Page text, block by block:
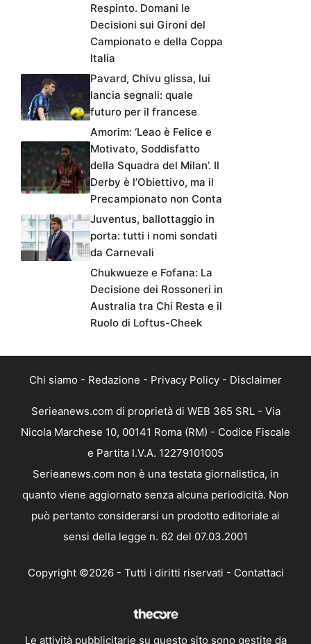
Respinto. Domani le
Decisioni sui Gironi del
Campionato e della Coppa
Italia
Pavard, Chivu glissa, lui
lancia segnali: quale
futuro per il francese
Amorim: ‘Leao è Felice e
Motivato, Soddisfatto
della Squadra del Milan’. Il
Derby è l’Obiettivo, ma il
Precampionato non Conta
Juventus, ballottaggio in
porta: tutti i nomi sondati
da Carnevali
Chukwueze e Fofana: La
Decisione dei Rossoneri in
Australia tra Chi Resta e il
Ruolo di Loftus-Cheek
Chi siamo - Redazione - Privacy Policy - Disclaimer
Serieanews.com di proprietà di WEB 365 SRL - Via
Nicola Marchese 10, 00141 Roma (RM) - Codice Fiscale
e Partita I.V.A. 12279101005
Serieanews.com non è una testata giornalistica, in
quanto viene aggiornato senza alcuna periodicità. Non
può pertanto considerarsi un prodotto editoriale ai
sensi della legge n. 62 del 07.03.2001
Copyright ©2026 - Tutti i diritti riservati - Contattaci
Le attività pubblicitarie su questo sito sono gestite da